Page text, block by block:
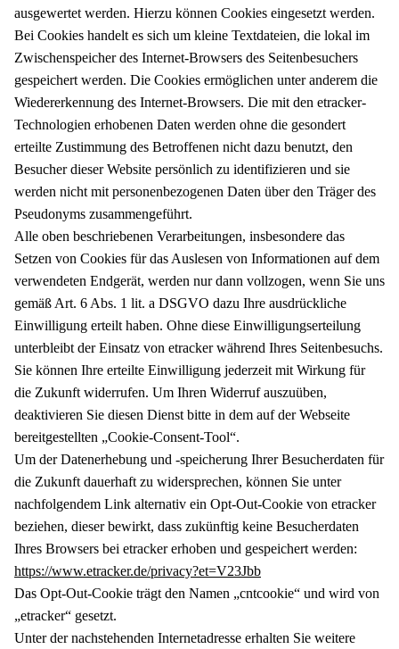
ausgewertet werden. Hierzu können Cookies eingesetzt werden.
Bei Cookies handelt es sich um kleine Textdateien, die lokal im
Zwischenspeicher des Internet-Browsers des Seitenbesuchers
gespeichert werden. Die Cookies ermöglichen unter anderem die
Wiedererkennung des Internet-Browsers. Die mit den etracker-
Technologien erhobenen Daten werden ohne die gesondert
erteilte Zustimmung des Betroffenen nicht dazu benutzt, den
Besucher dieser Website persönlich zu identifizieren und sie
werden nicht mit personenbezogenen Daten über den Träger des
Pseudonyms zusammengeführt.
Alle oben beschriebenen Verarbeitungen, insbesondere das
Setzen von Cookies für das Auslesen von Informationen auf dem
verwendeten Endgerät, werden nur dann vollzogen, wenn Sie uns
gemäß Art. 6 Abs. 1 lit. a DSGVO dazu Ihre ausdrückliche
Einwilligung erteilt haben. Ohne diese Einwilligungserteilung
unterbleibt der Einsatz von etracker während Ihres Seitenbesuchs.
Sie können Ihre erteilte Einwilligung jederzeit mit Wirkung für
die Zukunft widerrufen. Um Ihren Widerruf auszuüben,
deaktivieren Sie diesen Dienst bitte in dem auf der Webseite
bereitgestellten „Cookie-Consent-Tool“.
Um der Datenerhebung und -speicherung Ihrer Besucherdaten für
die Zukunft dauerhaft zu widersprechen, können Sie unter
nachfolgendem Link alternativ ein Opt-Out-Cookie von etracker
beziehen, dieser bewirkt, dass zukünftig keine Besucherdaten
Ihres Browsers bei etracker erhoben und gespeichert werden:
https://www.etracker.de/privacy?et=V23Jbb
Das Opt-Out-Cookie trägt den Namen „cntcookie“ und wird von
„etracker“ gesetzt.
Unter der nachstehenden Internetadresse erhalten Sie weitere